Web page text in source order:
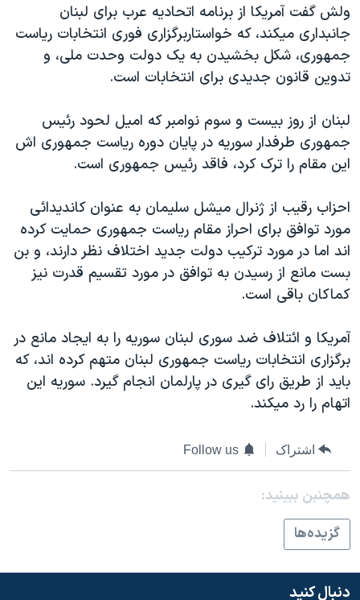
ولش گفت آمريکا از برنامه اتحاديه عرب برای لبنان
جانبداری ميکند، که خواستاربرگزاری فوری انتخابات رياست
جمهوری، شکل بخشيدن به يک دولت وحدت ملی، و
تدوين قانون جديدی برای انتخابات است.
لبنان از روز بيست و سوم نوامبر که اميل لحود رئيس
جمهوری طرفدار سوريه در پايان دوره رياست جمهوری اش
اين مقام را ترک کرد، فاقد رئيس جمهوری است.
احزاب رقيب از ژنرال ميشل سليمان به عنوان کانديدائی
مورد توافق برای احراز مقام رياست جمهوری حمايت کرده
اند اما در مورد ترکيب دولت جديد اختلاف نظر دارند، و بن
بست مانع از رسيدن به توافق در مورد تقسيم قدرت نيز
کماکان باقی است.
آمريکا و ائتلاف ضد سوری لبنان سوريه را به ايجاد مانع در
برگزاری انتخابات رياست جمهوری لبنان متهم کرده اند، که
بايد از طريق رای گيری در پارلمان انجام گيرد. سوريه اين
اتهام را رد ميکند.
اشتراک Follow us
همچنبن ببینید:
گزيده‌ها
دنبال کنید